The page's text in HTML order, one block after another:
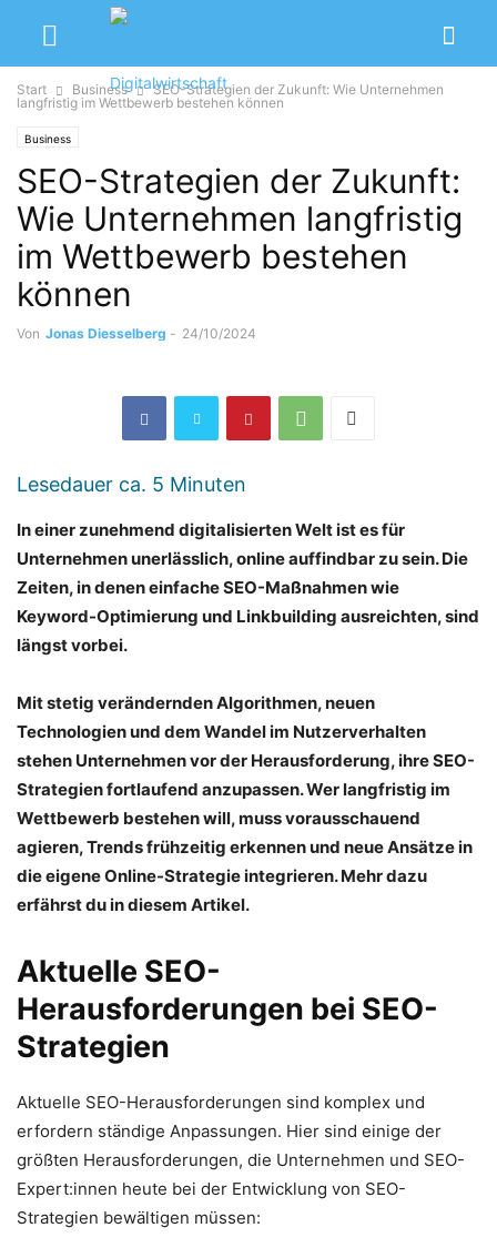
Start Business
SEO-Strategien der Zukunft: Wie Unternehmen
langfristig im Wettbewerb bestehen können
Business
SEO-Strategien der Zukunft:
Wie Unternehmen langfristig
im Wettbewerb bestehen
können
Von Jonas Diesselberg - 24/10/2024
Lesedauer ca. 5 Minuten
In einer zunehmend digitalisierten Welt ist es für
Unternehmen unerlässlich, online auffindbar zu sein. Die
Zeiten, in denen einfache SEO-Maßnahmen wie
Keyword-Optimierung und Linkbuilding ausreichten, sind
längst vorbei.
Mit stetig verändernden Algorithmen, neuen
Technologien und dem Wandel im Nutzerverhalten
stehen Unternehmen vor der Herausforderung, ihre SEO-
Strategien fortlaufend anzupassen. Wer langfristig im
Wettbewerb bestehen will, muss vorausschauend
agieren, Trends frühzeitig erkennen und neue Ansätze in
die eigene Online-Strategie integrieren. Mehr dazu
erfährst du in diesem Artikel.
Aktuelle SEO-
Herausforderungen bei SEO-
Strategien
Aktuelle SEO-Herausforderungen sind komplex und
erfordern ständige Anpassungen. Hier sind einige der
größten Herausforderungen, die Unternehmen und SEO-
Expert:innen heute bei der Entwicklung von SEO-
Strategien bewältigen müssen: